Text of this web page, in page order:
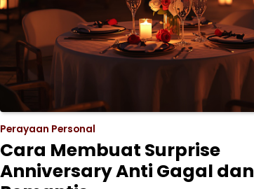
Perayaan Personal
Cara Membuat Surprise
Anniversary Anti Gagal dan